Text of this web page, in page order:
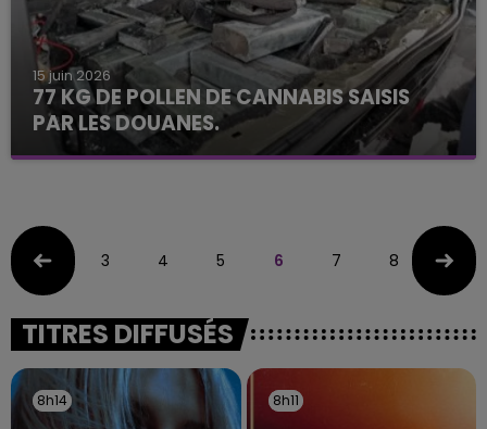
15 juin 2026
77 KG DE POLLEN DE CANNABIS SAISIS
PAR LES DOUANES.
3 4 5 6 7 8 9
TITRES DIFFUSÉS
8h14
8h14 8h11
8h11